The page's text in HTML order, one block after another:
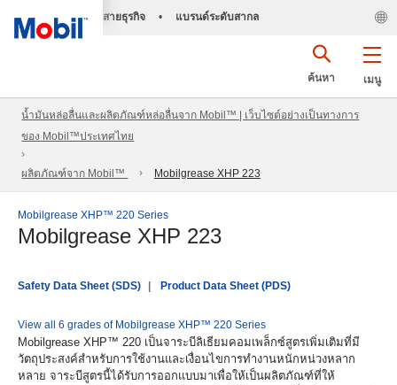
สายธุรกิจ • แบรนด์ระดับสากล
เมนู
ค้นหา
น้ำมันหล่อลื่นและผลิตภัณฑ์หล่อลื่นจาก Mobil™ | เว็บไซต์อย่างเป็นทางการ
ของ Mobil™ประเทศไทย
ผลิตภัณฑ์จาก Mobil™ Mobilgrease XHP 223
Mobilgrease XHP™ 220 Series
Mobilgrease XHP 223
Safety Data Sheet (SDS) Product Data Sheet (PDS)
View all 6 grades of Mobilgrease XHP™ 220 Series
Mobilgrease XHP™ 220 เป็นจาระบีลิเธียมคอมเพล็กซ์สูตรเพิ่มเติมที่มี
วัตถุประสงค์สำหรับการใช้งานและเงื่อนไขการทำงานหนักหน่วงหลาก
หลาย จาระบีสูตรนี้ได้รับการออกแบบมาเพื่อให้เป็นผลิตภัณฑ์ที่ให้